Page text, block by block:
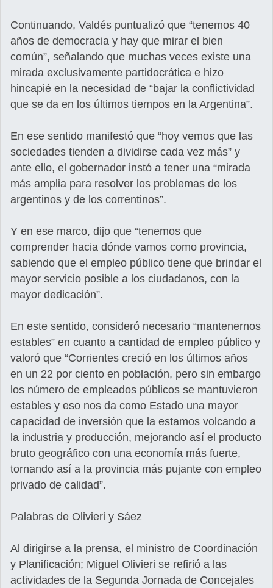
Continuando, Valdés puntualizó que “tenemos 40
años de democracia y hay que mirar el bien
común”, señalando que muchas veces existe una
mirada exclusivamente partidocrática e hizo
hincapié en la necesidad de “bajar la conflictividad
que se da en los últimos tiempos en la Argentina”.
En ese sentido manifestó que “hoy vemos que las
sociedades tienden a dividirse cada vez más” y
ante ello, el gobernador instó a tener una “mirada
más amplia para resolver los problemas de los
argentinos y de los correntinos”.
Y en ese marco, dijo que “tenemos que
comprender hacia dónde vamos como provincia,
sabiendo que el empleo público tiene que brindar el
mayor servicio posible a los ciudadanos, con la
mayor dedicación”.
En este sentido, consideró necesario “mantenernos
estables” en cuanto a cantidad de empleo público y
valoró que “Corrientes creció en los últimos años
en un 22 por ciento en población, pero sin embargo
los número de empleados públicos se mantuvieron
estables y eso nos da como Estado una mayor
capacidad de inversión que la estamos volcando a
la industria y producción, mejorando así el producto
bruto geográfico con una economía más fuerte,
tornando así a la provincia más pujante con empleo
privado de calidad”.
Palabras de Olivieri y Sáez
Al dirigirse a la prensa, el ministro de Coordinación
y Planificación; Miguel Olivieri se refirió a las
actividades de la Segunda Jornada de Concejales